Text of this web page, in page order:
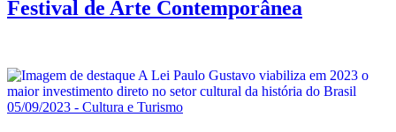
Festival de Arte Contemporânea
05/09/2023 - Cultura e Turismo